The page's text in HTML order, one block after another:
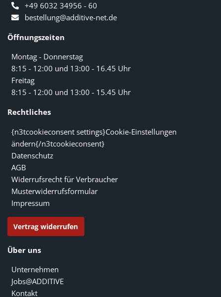
+49 6032 34956 - 60
bestellung@additive-net.de
Öffnungszeiten
Montag - Donnerstag
8:15 - 12:00 und 13:00 - 16.45 Uhr
Freitag
8:15 - 12:00 und 13:00 - 15.45 Uhr
Rechtliches
{n3tcookieconsent settings}Cookie-Einstellungen
ändern{/n3tcookieconsent}
Datenschutz
AGB
Widerrufsrecht für Verbraucher
Musterwiderrufsformular
Impressum
Vertrag widerrufen
Über uns
Unternehmen
Jobs@ADDITIVE
Kontakt